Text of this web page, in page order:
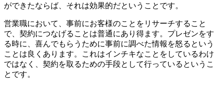
ができたならば、それは効果的だということです。
営業職において、事前にお客様のことをリサーチすること
で、契約につなげることは普通にあり得ます。プレゼンをす
る時に、喜んでもらうために事前に調べた情報を怒るという
ことは良くあります。これはインチキなことをしているわけ
ではなく、契約を取るための手段として行っているというこ
とです。